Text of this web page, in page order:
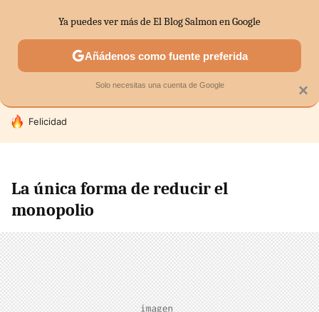
SECTORES ECONOMÍA DOMÉSTICA MERCADOS
HOY SE HABLA DE
Felicidad
La única forma de reducir el
monopolio
×
Ya puedes ver más de El Blog Salmon en Google
Añádenos como fuente preferida
Solo necesitas una cuenta de Google